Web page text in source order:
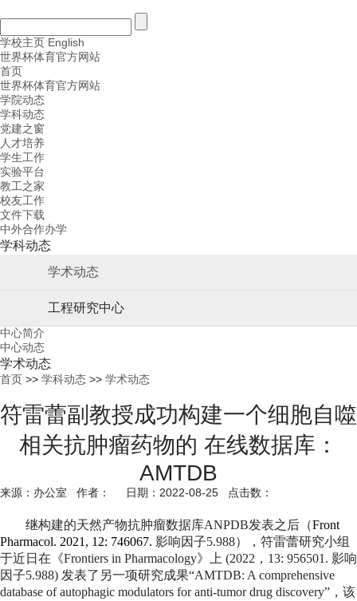
学校主页 English
世界杯体育官方网站
首页
世界杯体育官方网站
学院动态
学科动态
党建之窗
人才培养
学生工作
实验平台
教工之家
校友工作
文件下载
中外合作办学
学科动态
学术动态
工程研究中心
中心简介
中心动态
学术动态
首页 >> 学科动态 >> 学术动态
符雷蕾副教授成功构建一个细胞自噬
相关抗肿瘤药物的 在线数据库：
AMTDB
来源：办公室 作者： 日期：2022-08-25 点击数：
继构建的天然产物抗肿瘤数据库ANPDB发表之后（Front
Pharmacol. 2021, 12: 746067. 影响因子5.988），符雷蕾研究小组
于近日在 《Frontiers in Pharmacology》上 (2022 ， 13: 956501 . 影响
因子5.988) 发表了另一项研究成果“AMTDB: A comprehensive
database of autophagic modulators for anti-tumor drug discovery”，该